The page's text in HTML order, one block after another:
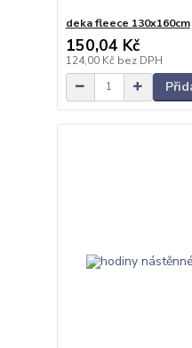
deka fleece 130x160cm
150,04 Kč
124,00 Kč bez DPH